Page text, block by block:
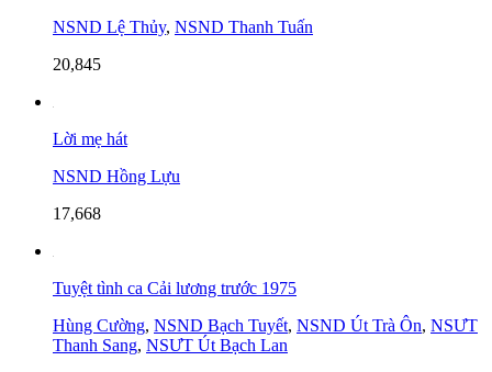
NSND Lệ Thủy, NSND Thanh Tuấn
20,845
Lời mẹ hát
NSND Hồng Lựu
17,668
Tuyệt tình ca Cải lương trước 1975
Hùng Cường, NSND Bạch Tuyết, NSND Út Trà Ôn, NSƯT
Thanh Sang, NSƯT Út Bạch Lan